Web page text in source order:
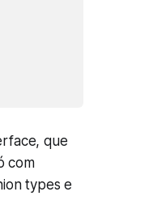
que
com
types e